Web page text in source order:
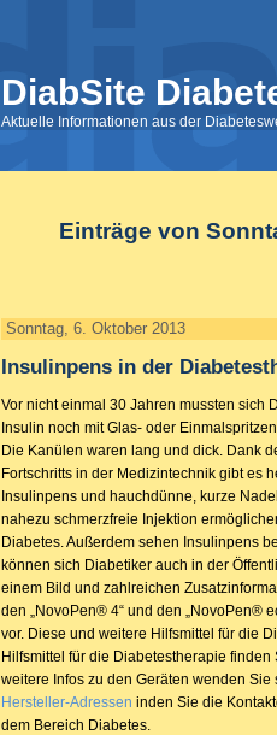
DiabSite
Aktuelle Informationen aus der
Einträge von
Sonntag, 6. Oktober 2013
Insulinpens in der
Vor nicht einmal 30 Jahren mussten sich
Insulin noch mit Glas- oder
Die Kanülen waren lang und dick. Dank
Fortschritts in der Medizintechnik gibt es
Insulinpens und hauchdünne, kurze
nahezu schmerzfreie Injektion
Diabetes. Außerdem sehen Insulinpens
können sich Diabetiker auch in der
einem Bild und zahlreichen
den „NovoPen® 4“ und den „NovoPen®
vor. Diese und weitere Hilfsmittel für die
Hilfsmittel für die Diabetestherapie finden
weitere Infos zu den Geräten wenden Sie
Hersteller-Adressen inden Sie die
dem Bereich Diabetes.